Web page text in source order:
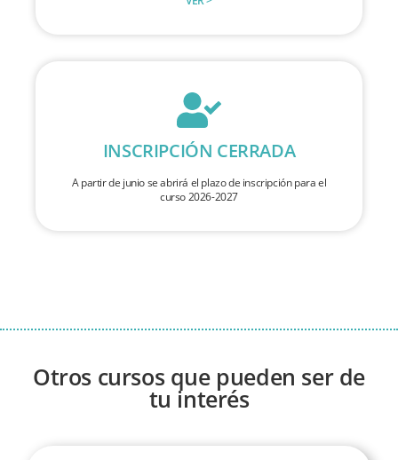
INSCRIPCIÓN CERRADA
A partir de junio se abrirá el plazo de inscripción para el
curso 2026-2027
Otros cursos que pueden ser de
tu interés